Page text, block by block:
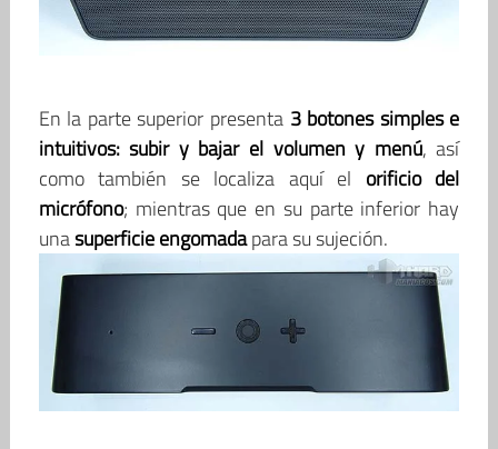
En la parte superior presenta 3 botones simples e
intuitivos: subir y bajar el volumen y menú, así
como también se localiza aquí el orificio del
micrófono; mientras que en su parte inferior hay
unasuperficie engomadapara su sujeción.